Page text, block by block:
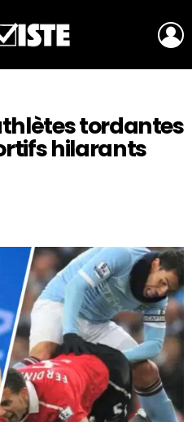
tordantes
hilarants